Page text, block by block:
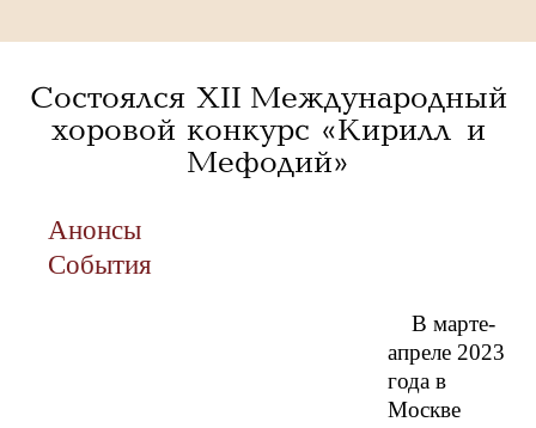
Состоялся ХII Международный
хоровой конкурс «Кирилл и
Мефодий»
Анонсы
События
В марте-
апреле 2023
года в
Москве